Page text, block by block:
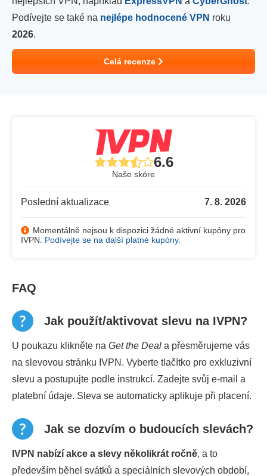
Podívejte se také na nejlépe hodnocené VPN roku
2026.
Celá recenze
6.6
Naše skóre
Poslední aktualizace 7. 8. 2026
Momentálně nejsou k dispozici žádné aktivní kupóny pro
IVPN. Podívejte se na další platné kupóny.
FAQ
Jak použít/aktivovat slevu na IVPN?
U poukazu klikněte na Get the Deal a přesměrujeme vás
na slevovou stránku IVPN. Vyberte tlačítko pro exkluzivní
slevu a postupujte podle instrukcí. Zadejte svůj e-mail a
platební údaje. Sleva se automaticky aplikuje při placení.
Jak se dozvím o budoucích slevách?
IVPN nabízí akce a slevy několikrát ročně, a to
především běhel svátků a speciálních slevových období,